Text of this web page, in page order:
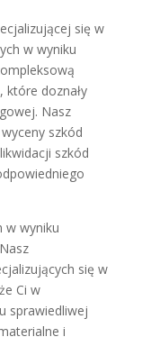
się w
w wyniku
doznały
Nasz
szkód
szkód
w wyniku
się w
Ci w
sprawiedliwej
i